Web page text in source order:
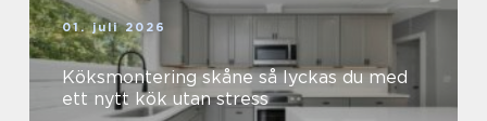
01. juli 2026
Köksmontering skåne så lyckas du med
ett nytt kök utan stress